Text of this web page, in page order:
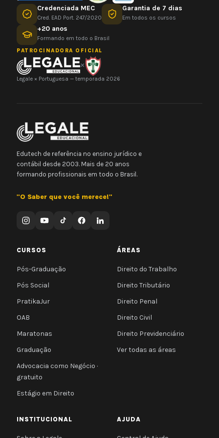
Credenciada MEC
Cred. EAD Port. 247/2020
Garantia de 7 dias
Em todos os cursos
+20 anos
Formando em todo o Brasil
PATROCINADORA OFICIAL
×
Legale × Portuguesa — temporada 2026
Edutech de referência no ensino jurídico e
contábil desde 2003. Mais de 20 anos
formando profissionais em todo o Brasil.
"O Saber que você merece!"
CURSOS
Pós-Graduação
Pós Social
PratikaJur
OAB
Maratonas
Graduação
Advocacia como Negócio ·
gratuito
Estágio em Direito
ÁREAS
Direito do Trabalho
Direito Tributário
Direito Penal
Direito Civil
Direito Previdenciário
Ver todas as áreas
INSTITUCIONAL AJUDA